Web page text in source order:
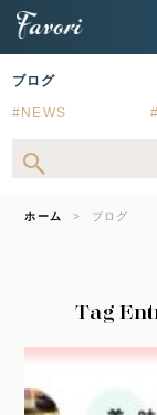
ブログ
NEWS
ホーム ブログ
Tag